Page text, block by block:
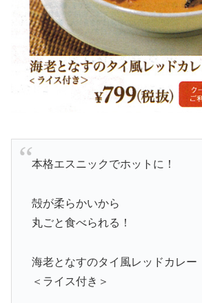
本格エスニックでホットに！
殻が柔らかいから
丸ごと食べられる！
海老となすのタイ風レッドカレー
＜ライス付き＞